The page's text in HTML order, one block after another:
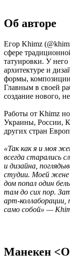
Об авторе
Егор Khimz
сфере
татуировки. У него
архитектуре и
формы,
Главным в своей
создание нового,
Работы от Khimz
Украины, России,
других стран
«Так как я и моя
всегда старались
и дизайна,
студии. Моей жене
дом попал один
там до сих пор.
арт-
само собой» —
Манекен